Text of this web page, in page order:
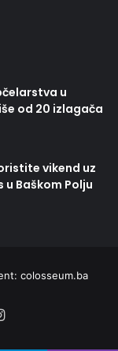
u
od 20 izlagača
vikend uz
u Baškom Polju
colosseum.ba
Instagram